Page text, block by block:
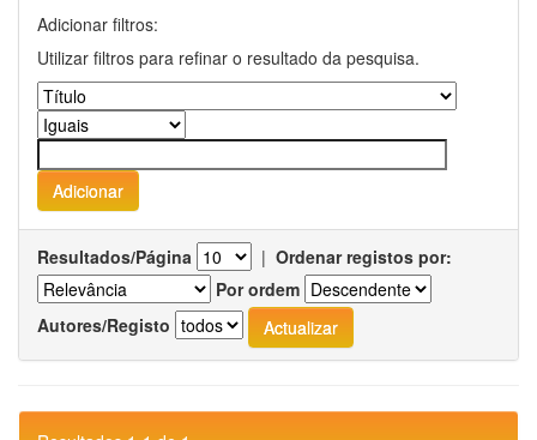
Adicionar filtros:
Utilizar filtros para refinar o resultado da pesquisa.
Resultados/Página | Ordenar registos por:
Por ordem
Autores/Registo